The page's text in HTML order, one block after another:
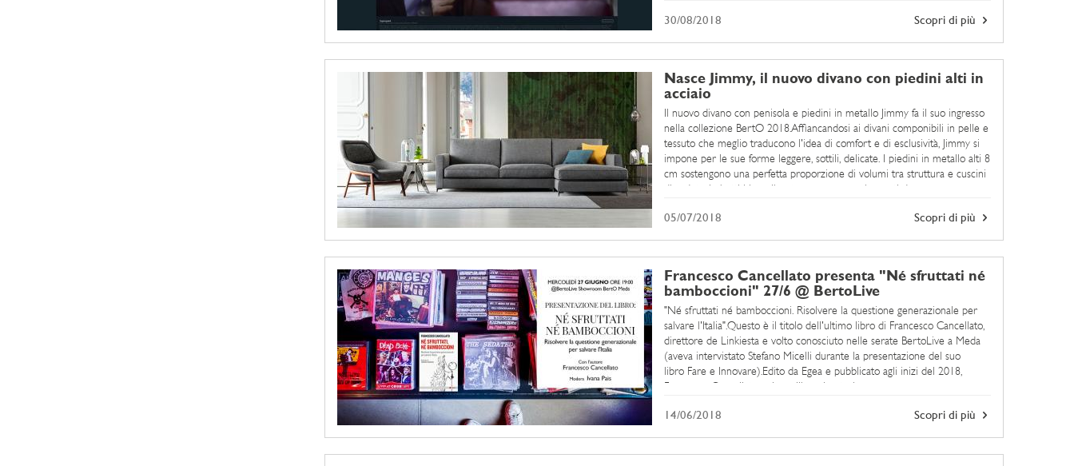
Scopri di più
30/08/2018
Nasce Jimmy, il nuovo divano con piedini alti in
acciaio
Il nuovo divano con penisola e piedini in metallo Jimmy fa il suo ingresso
nella collezione BertO 2018.Affiancandosi ai divani componibili in pelle e
tessuto che meglio traducono l'idea di comfort e di esclusività, Jimmy si
impone per le sue forme leggere, sottili, delicate. I piedini in metallo alti 8
cm sostengono una perfetta proporzione di volumi tra struttura e cuscini
Scopri di più
05/07/2018
Francesco Cancellato presenta "Né sfruttati né
bamboccioni" 27/6 @ BertoLive
"Né sfruttati né bamboccioni. Risolvere la questione generazionale per
salvare l'Italia".Questo è il titolo dell'ultimo libro di Francesco Cancellato,
direttore de Linkiesta e volto conosciuto nelle serate BertoLive a Meda
(aveva intervistato Stefano Micelli durante la presentazione del suo
libro Fare e Innovare).Edito da Egea e pubblicato agli inizi del 2018,
Scopri di più
14/06/2018